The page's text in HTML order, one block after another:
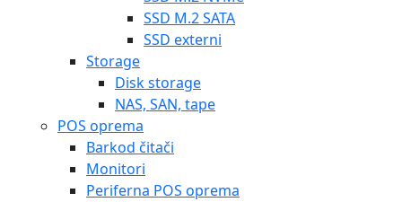
SSD M.2 SATA
SSD externi
Storage
Disk storage
NAS, SAN, tape
POS oprema
Barkod čitači
Monitori
Periferna POS oprema